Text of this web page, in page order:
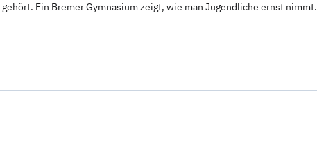
Ein Bremer Gymnasium zeigt, wie man Jugendliche ernst nimmt.